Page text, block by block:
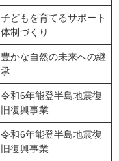
子どもを育てるサポート
体制づくり
豊かな自然の未来への継
承
令和6年能登半島地震復
旧復興事業
令和6年能登半島地震復
旧復興事業